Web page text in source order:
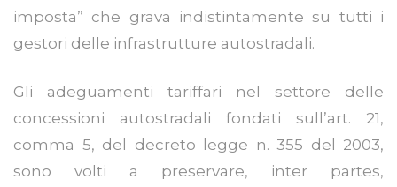
imposta” che grava indistintamente su tutti i
gestori delle infrastrutture autostradali.
Gli adeguamenti tariffari nel settore delle
concessioni autostradali fondati sull’art. 21,
comma 5, del decreto legge n. 355 del 2003,
sono volti a preservare, inter partes,